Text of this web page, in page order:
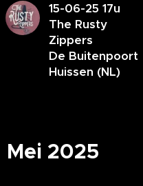
15-06-25 17u
The Rusty
Zippers
De Buitenpoort
Huissen (NL)
Mei 2025